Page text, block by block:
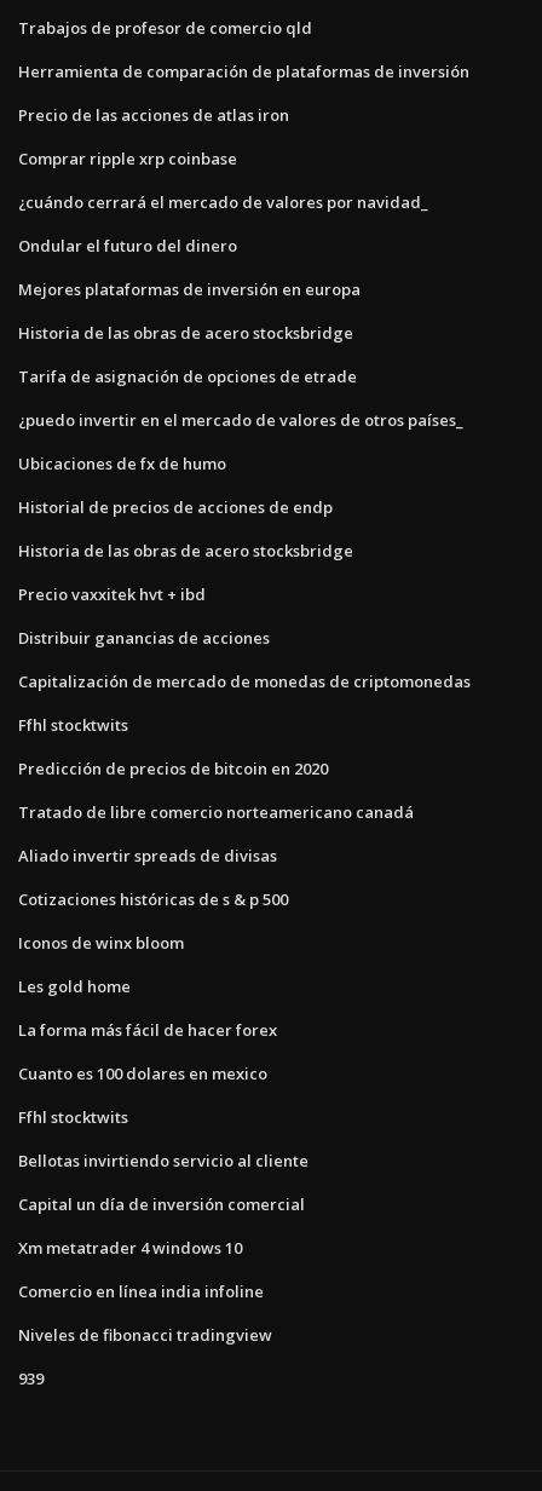
Trabajos de profesor de comercio qld
Herramienta de comparación de plataformas de inversión
Precio de las acciones de atlas iron
Comprar ripple xrp coinbase
¿cuándo cerrará el mercado de valores por navidad_
Ondular el futuro del dinero
Mejores plataformas de inversión en europa
Historia de las obras de acero stocksbridge
Tarifa de asignación de opciones de etrade
¿puedo invertir en el mercado de valores de otros países_
Ubicaciones de fx de humo
Historial de precios de acciones de endp
Historia de las obras de acero stocksbridge
Precio vaxxitek hvt + ibd
Distribuir ganancias de acciones
Capitalización de mercado de monedas de criptomonedas
Ffhl stocktwits
Predicción de precios de bitcoin en 2020
Tratado de libre comercio norteamericano canadá
Aliado invertir spreads de divisas
Cotizaciones históricas de s & p 500
Iconos de winx bloom
Les gold home
La forma más fácil de hacer forex
Cuanto es 100 dolares en mexico
Ffhl stocktwits
Bellotas invirtiendo servicio al cliente
Capital un día de inversión comercial
Xm metatrader 4 windows 10
Comercio en línea india infoline
Niveles de fibonacci tradingview
939